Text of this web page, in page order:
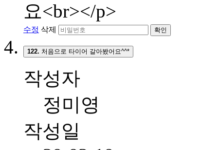
요<br></p>
수정 삭제 확인
122. 처음으로 타이어 갈아봤어요^^*
작성자
정미영
작성일